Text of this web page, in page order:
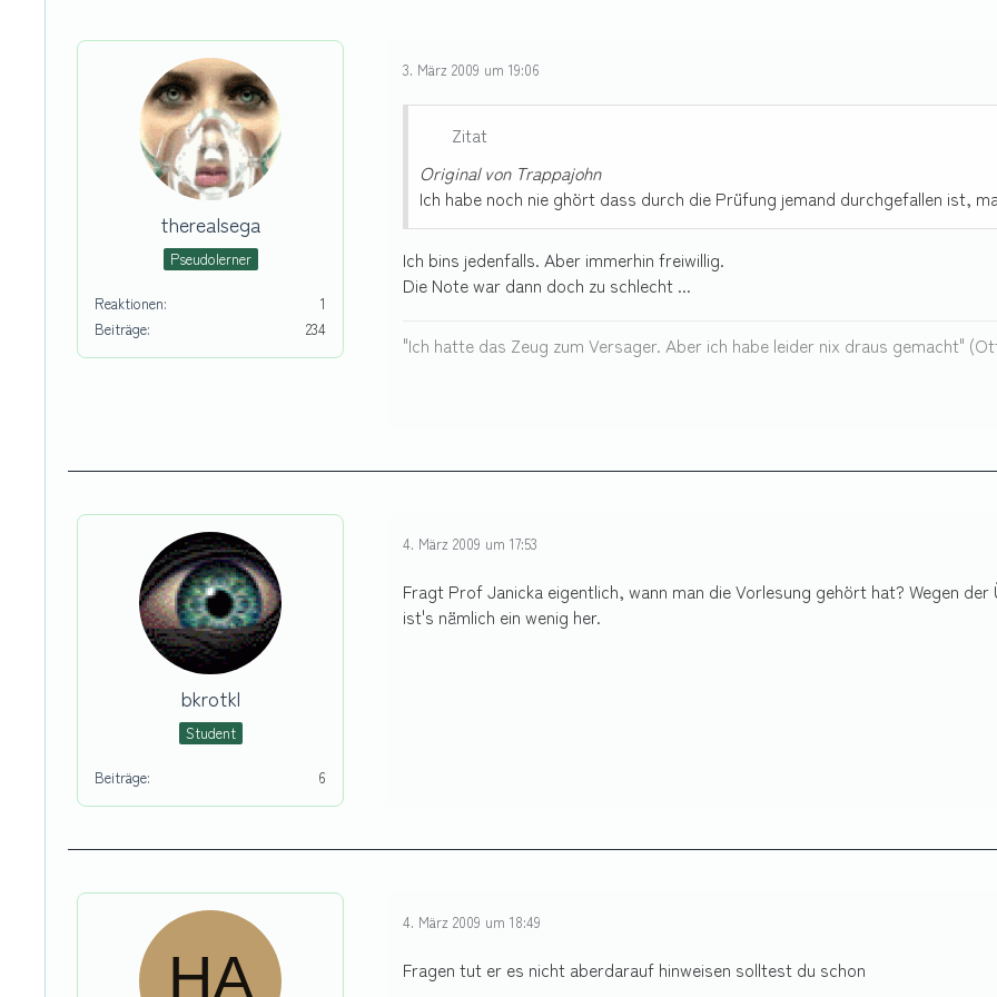
therealsega
Pseudolerner
Reaktionen
1
Beiträge
234
3. März 2009 um 19:06
Zitat
Original von Trappajohn
Ich habe noch nie ghört dass durch die Prüfung jemand durchgefallen ist,
Ich bins jedenfalls. Aber immerhin freiwillig.
Die Note war dann doch zu schlecht ...
"Ich hatte das Zeug zum Versager. Aber ich habe leider nix draus gemacht"
bkrotkl
Student
Beiträge 6
4. März 2009 um 17:53
Fragt Prof Janicka eigentlich, wann man die Vorlesung gehört hat? Wegen
ist's nämlich ein wenig her.
4. März 2009 um 18:49
Fragen tut er es nicht aberdarauf hinweisen solltest du schon